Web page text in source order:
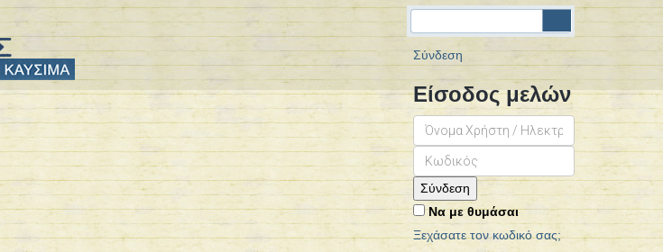
Σύνδεση
Είσοδος μελών
Σύνδεση
Να με θυμάσαι
Ξεχάσατε τον κωδικό σας;